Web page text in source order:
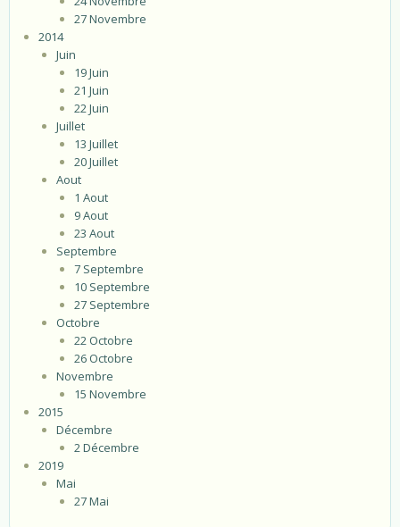
27 Novembre
2014
Juin
19 Juin
21 Juin
22 Juin
Juillet
13 Juillet
20 Juillet
Aout
1 Aout
9 Aout
23 Aout
Septembre
7 Septembre
10 Septembre
27 Septembre
Octobre
22 Octobre
26 Octobre
Novembre
15 Novembre
2015
Décembre
2 Décembre
2019
Mai
27 Mai